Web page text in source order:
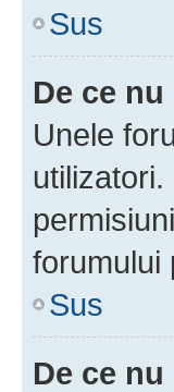
Sus
De ce
Unele
forumului
Sus
De ce